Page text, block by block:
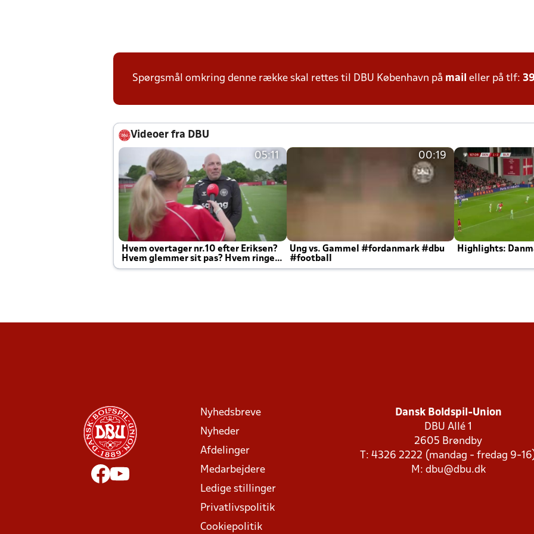
Spørgsmål omkring denne række skal rettes til DBU København på mail eller på tlf:
Videoer fra DBU
05:11
Hvem overtager nr.10 efter Eriksen?
Hvem glemmer sit pas? Hvem ringer
Joachim altid til efter kampe?
00:19
Ung vs. Gammel #fordanmark #dbu
#football
Highlights:
Nyhedsbreve
Nyheder
Afdelinger
Medarbejdere
Ledige stillinger
Privatlivspolitik
Cookiepolitik
Dansk Boldspil-Union
DBU Allé 1
2605 Brøndby
T: 4326 2222 (mandag - fredag 9-
M: dbu@dbu.dk